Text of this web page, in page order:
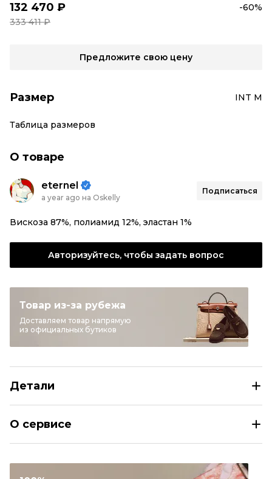
132 470 ₽
-60%
333 411 ₽
Предложите свою цену
Размер INT M
Таблица размеров
О товаре
eternel
a year ago на Oskelly
Подписаться
Вискоза 87%, полиамид 12%, эластан 1%
Авторизуйтесь, чтобы задать вопрос
Товар из-за рубежа
Доставляем товар напрямую
из официальных бутиков
Детали
Категория
Повседневные платья
О сервисе